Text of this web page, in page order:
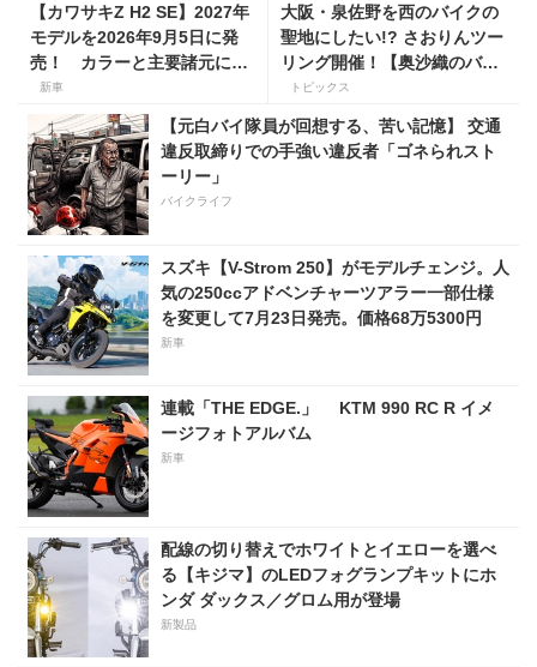
【カワサキZ H2 SE】2027年
モデルを2026年9月5日に発
売！ カラーと主要諸元に変
更はなく、価格は据え置きの
247万5000円！
新車
大阪・泉佐野を西のバイクの
聖地にしたい!? さおりんツー
リング開催！【奥沙織のバイ
ク日和第３回】
トピックス
【元白バイ隊員が回想する、苦い記憶】 交通
違反取締りでの手強い違反者「ゴネられスト
ーリー」
バイクライフ
スズキ【V-Strom 250】がモデルチェンジ。人
気の250ccアドベンチャーツアラー一部仕様
を変更して7月23日発売。価格68万5300円
新車
連載「THE EDGE.」 KTM 990 RC R イメ
ージフォトアルバム
新車
配線の切り替えでホワイトとイエローを選べ
る【キジマ】のLEDフォグランプキットにホ
ンダ ダックス／グロム用が登場
新製品